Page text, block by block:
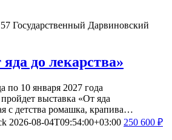
Государственный Дарвиновский
до лекарства»
по 10 января 2027 года
выставка «От яда
с детства ромашка, крапива…
2026-08-04T09:54:00+03:00 250 600 ₽